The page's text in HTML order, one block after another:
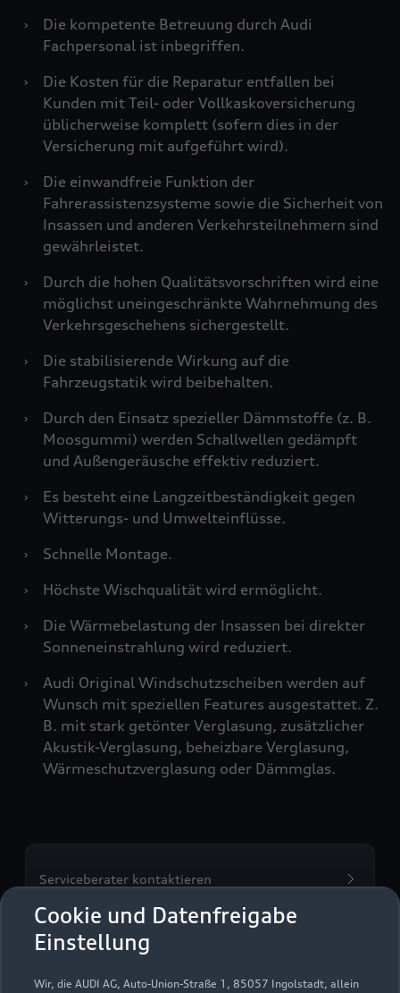
Cookie und Datenfreigabe
Einstellung
Wir, die AUDI AG, Auto-Union-Straße 1, 85057 Ingolstadt, allein
›
Die kompetente Betreuung durch Audi
Fachpersonal ist inbegriffen.
›
Die Kosten für die Reparatur entfallen bei
Kunden mit Teil- oder Vollkaskoversicherung
üblicherweise komplett (sofern dies in der
Versicherung mit aufgeführt wird).
›
Die einwandfreie Funktion der
Fahrerassistenzsysteme sowie die Sicherheit von
Insassen und anderen Verkehrsteilnehmern sind
gewährleistet.
›
Durch die hohen Qualitätsvorschriften wird eine
möglichst uneingeschränkte Wahrnehmung des
Verkehrsgeschehens sichergestellt.
›
Die stabilisierende Wirkung auf die
Fahrzeugstatik wird beibehalten.
›
Durch den Einsatz spezieller Dämmstoffe (z. B.
Moosgummi) werden Schallwellen gedämpft
und Außengeräusche effektiv reduziert.
›
Es besteht eine Langzeitbeständigkeit gegen
Witterungs- und Umwelteinflüsse.
›
Schnelle Montage.
›
Höchste Wischqualität wird ermöglicht.
›
Die Wärmebelastung der Insassen bei direkter
Sonneneinstrahlung wird reduziert.
›
Audi Original Windschutzscheiben werden auf
Wunsch mit speziellen Features ausgestattet. Z.
B. mit stark getönter Verglasung, zusätzlicher
Akustik-Verglasung, beheizbare Verglasung,
Wärmeschutzverglasung oder Dämmglas.
Serviceberater kontaktieren